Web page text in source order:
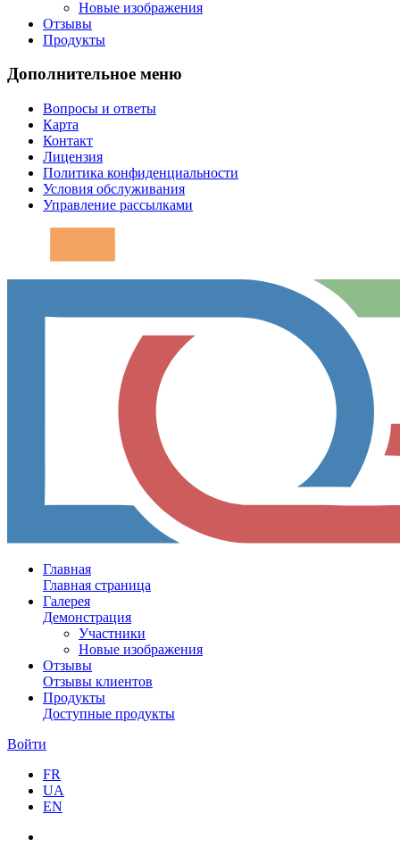
Новые изображения
Отзывы
Продукты
Дополнительное меню
Вопросы и ответы
Карта
Контакт
Лицензия
Политика конфиденциальности
Условия обслуживания
Управление рассылками
Главная
Главная страница
Галерея
Демонстрация
Участники
Новые изображения
Отзывы
Отзывы клиентов
Продукты
Доступные продукты
Войти
FR
UA
EN